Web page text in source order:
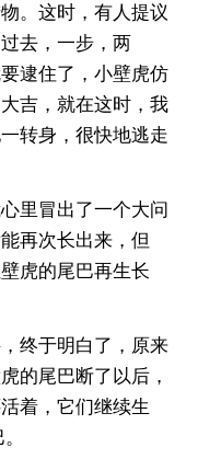
。这时，有人提议
去，一步，两
逮住了，小壁虎仿
吉，就在这时，我
转身，很快地逃走
里冒出了一个大问
再次长出来，但
虎的尾巴再生长
终于明白了，原来
的尾巴断了以后，
着，它们继续生